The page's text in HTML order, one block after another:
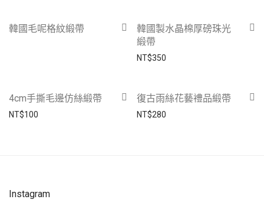
韓國毛呢格紋緞帶
韓國製水晶棉厚磅珠光
緞帶
NT$350
4cm手撕毛邊仿絲緞帶
NT$100
復古雨絲花藝禮品緞帶
NT$280
Instagram